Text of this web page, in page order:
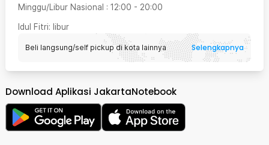
Minggu/Libur Nasional : 12:00 - 20:00
Idul Fitri: libur
Beli langsung/self pickup di kota lainnya Selengkapnya
Download Aplikasi JakartaNotebook